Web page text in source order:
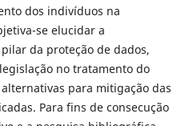
dos indivíduos na
se elucidar a
da proteção de dados,
no tratamento do
para mitigação das
Para fins de consecução